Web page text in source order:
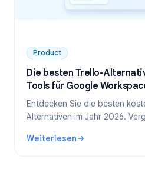
Product
Die besten Trello-
Tools für Google
Entdecken Sie die besten
Alternativen im Jahr 2026.
Workspace.
Weiterlesen
: Die besten Trello-